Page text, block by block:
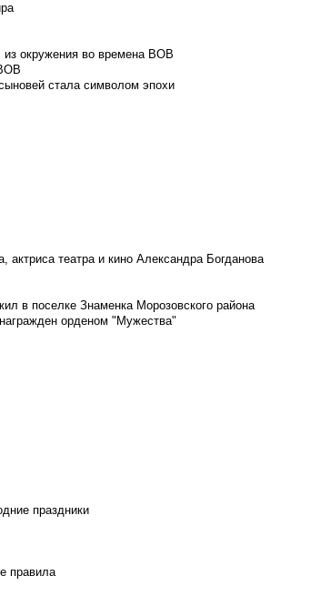
из окружения во времена ВОВ
стала символом эпохи
актриса театра и кино Александра Богданова
в поселке Знаменка Морозовского района
орденом "Мужества"
праздники
правила